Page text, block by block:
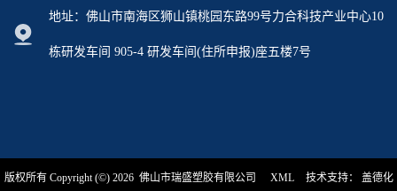
地址：佛山市南海区狮山镇桃园东路99号力合科技产业中心10
栋研发车间 905-4 研发车间(住所申报)座五楼7号
版权所有 Copyright (©) 2026 佛山市瑞盛塑胶有限公司 XML 技术支持： 盖德化